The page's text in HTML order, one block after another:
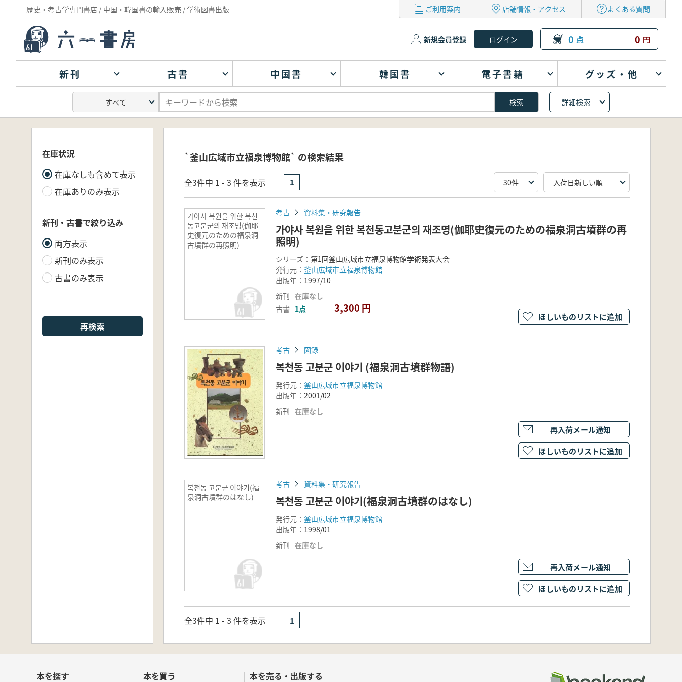
歴史・考古学専門書店 / 中国・韓国書の輸入販売 / 学術図書出版 ご利用案内 店舗情報・アクセス よくある質問
新規会員登録 0 点 0 円
新刊 古書 中国書 韓国書 電子書籍 グッズ・他
詳細検索
在庫状況
在庫なしも含めて表示
在庫ありのみ表示
新刊・古書で絞り込み
両方表示
新刊のみ表示
古書のみ表示
再検索
`釜山広域市立福泉博物館` の検索結果
全3件中 1 - 3 件を表示 1
가야사 복원을 위한 복천
동고분군의 재조명(伽耶
史復元のための福泉洞
古墳群の再照明)
考古 資料集・研究報告
가야사 복원을 위한 복천동고분군의 재조명(伽耶史復元のための福泉洞古墳群の再
照明)
シリーズ： 第1回釜山広域市立福泉博物館学術発表大会
発行元： 釜山広域市立福泉博物館
出版年： 1997/10
新刊 在庫なし
古書 1点 3,300 円
ほしいものリストに追加
考古 図録
복천동 고분군 이야기 (福泉洞古墳群物語)
発行元： 釜山広域市立福泉博物館
出版年： 2001/02
新刊 在庫なし
再入荷メール通知
ほしいものリストに追加
복천동 고분군 이야기(福
泉洞古墳群のはなし)
考古 資料集・研究報告
복천동 고분군 이야기(福泉洞古墳群のはなし)
発行元： 釜山広域市立福泉博物館
出版年： 1998/01
新刊 在庫なし
再入荷メール通知
ほしいものリストに追加
全3件中 1 - 3 件を表示 1
本を探す 本を買う 本を売る・出版する